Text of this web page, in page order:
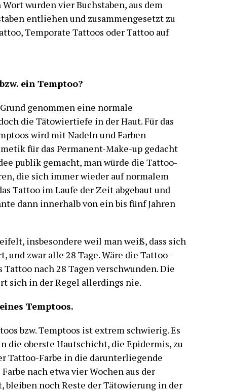
wurden vier Buchstaben, aus dem
entliehen und zusammengesetzt zu
Temporate Tattoos oder Tattoo auf
ein Temptoo?
genommen eine normale
die Tätowiertiefe in der Haut. Für das
wird mit Nadeln und Farben
für das Permanent-Make-up gedacht
publik gemacht, man würde die Tattoo-
die sich immer wieder auf normalem
Tattoo im Laufe der Zeit abgebaut und
dann innerhalb von ein bis fünf Jahren
insbesondere weil man weiß, dass sich
und zwar alle 28 Tage. Wäre die Tattoo-
nach 28 Tagen verschwunden. Die
sich in der Regel allerdings nie.
Temptoos.
bzw. Temptoos ist extrem schwierig. Es
die oberste Hautschicht, die Epidermis, zu
Tattoo-Farbe in die darunterliegende
nach etwa vier Wochen aus der
bleiben noch Reste der Tätowierung in der